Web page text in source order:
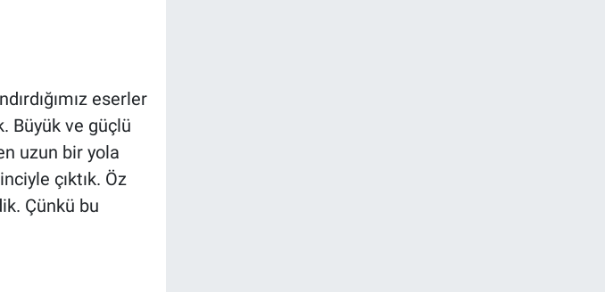
eserler
Büyük ve güçlü
uzun bir yola
çıktık. Öz
Çünkü bu